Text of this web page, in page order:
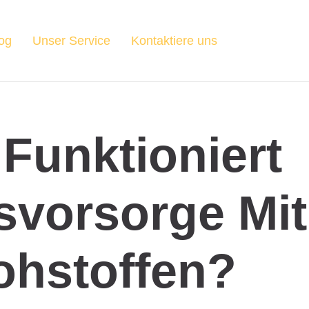
Unser Service Kontaktiere uns
Mit